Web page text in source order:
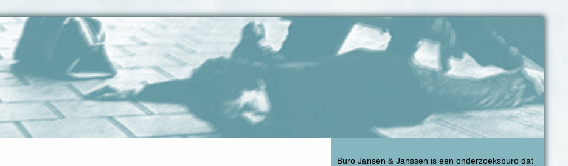
Buro Jansen & Janssen is een onderzoeksburo dat